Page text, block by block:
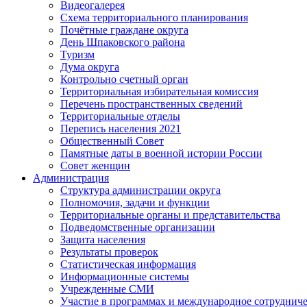
Видеогалерея
Схема территориального планирования
Почётные граждане округа
День Шпаковского района
Туризм
Дума округа
Контрольно счетный орган
Территориальная избирательная комиссия
Перечень пространственных сведений
Территориальные отделы
Перепись населения 2021
Общественный Совет
Памятные даты в военной истории России
Совет женщин
Администрация
Структура администрации округа
Полномочия, задачи и функции
Территориальные органы и представительства
Подведомственные организации
Защита населения
Результаты проверок
Статистическая информация
Информационные системы
Учрежденные СМИ
Участие в программах и международное